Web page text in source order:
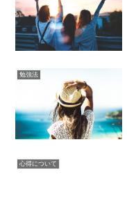
勉強法
心得について